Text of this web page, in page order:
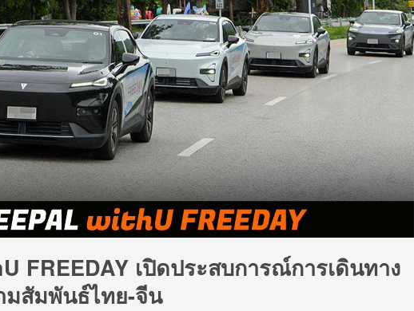
FREEDAY เปิดประสบการณ์การเดินทาง
มสัมพันธ์ไทย-จีน